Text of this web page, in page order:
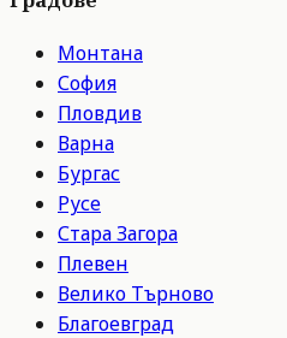
Монтана
София
Пловдив
Варна
Бургас
Русе
Стара Загора
Плевен
Велико Търново
Благоевград